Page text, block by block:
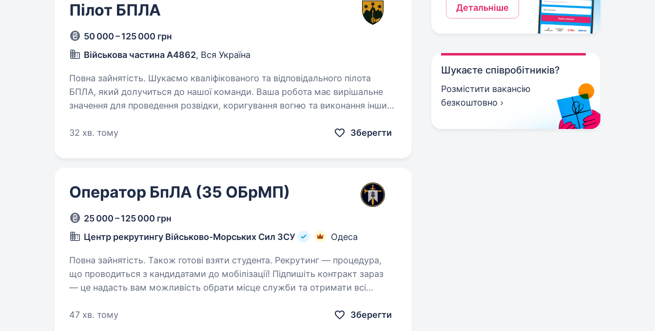
Пілот БПЛА
50 000 – 125 000 грн
Військова частина А4862, Вся Україна
Повна зайнятість. Шукаємо кваліфікованого та відповідального пілота
БПЛА, який долучиться до нашої команди. Ваша робота має вирішальне
значення для проведення розвідки, коригування вогню та виконання інших
32 хв. тому
Зберегти
Оператор БпЛА (35 ОБрМП)
25 000 – 125 000 грн
Центр рекрутингу Військово-Морських Сил ЗСУ
Одеса
Повна зайнятість. Також готові взяти студента. Рекрутинг — процедура,
що проводиться з кандидатами до мобілізації! Підпишіть контракт зараз
— це надасть вам можливість обрати місце служби та отримати всі
47 хв. тому
Зберегти
Детальніше
Шукаєте співробітників?
Розмістити вакансію
безкоштовно